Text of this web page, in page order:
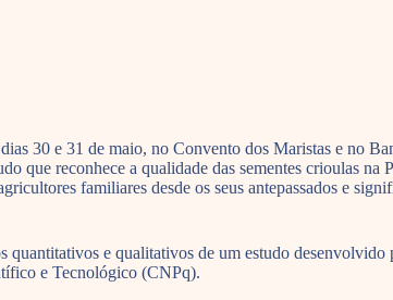
30 e 31 de maio, no Convento dos Maristas e no
que reconhece a qualidade das sementes crioulas
familiares desde os seus antepassados e
quantitativos e qualitativos de um estudo
e Tecnológico (CNPq).